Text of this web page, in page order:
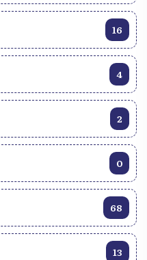
16
4
2
0
68
13